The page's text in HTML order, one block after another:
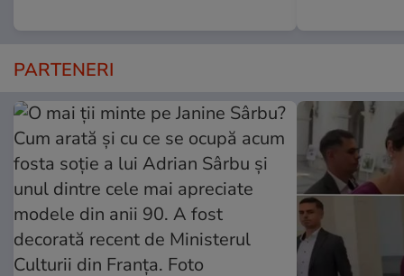
PARTENERI